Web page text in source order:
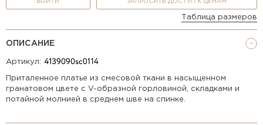
ВОЙТИ ЗАПРОСИТЬ ДОСТУП К ЦЕНАМ
Таблица размеров
ОПИСАНИЕ
Артикул:
Приталенное платье из смесовой ткани в насыщенном
гранатовом цвете с V-образной горловиной, складками и
потайной молнией в среднем шве на спинке.